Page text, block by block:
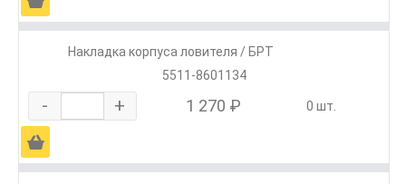
Накладка корпуса ловителя / БРТ
5511-8601134
- + 1 270 ₽ 0 шт.
Ä